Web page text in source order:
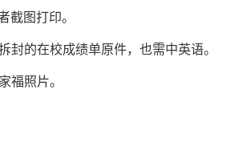
截图打印。
封的在校成绩单原件，也需中英语。
福照片。